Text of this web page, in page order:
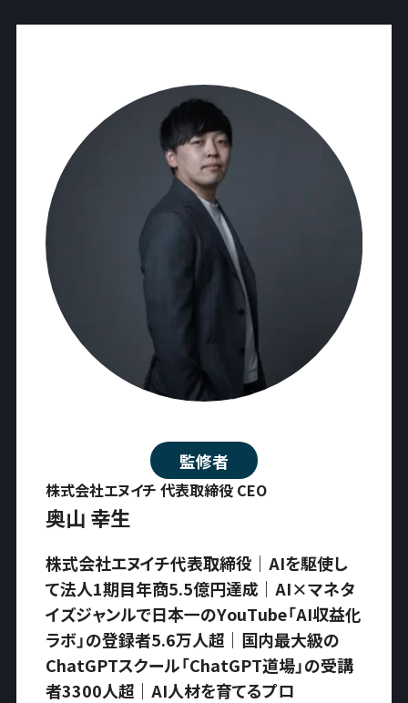
監修者
株式会社エヌイチ 代表取締役 CEO
奥山 幸生
株式会社エヌイチ代表取締役｜AIを駆使し
て法人1期目年商5.5億円達成｜AI×マネタ
イズジャンルで日本一のYouTube「AI収益化
ラボ」の登録者5.6万人超｜国内最大級の
ChatGPTスクール「ChatGPT道場」の受講
者3300人超｜AI人材を育てるプロ